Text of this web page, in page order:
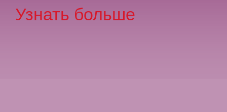
Узнать больше